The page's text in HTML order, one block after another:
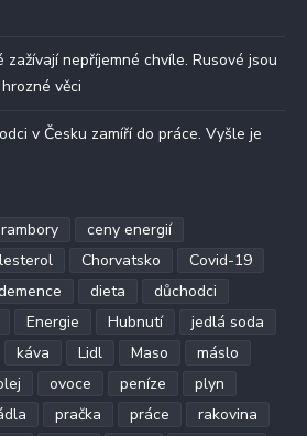
zažívají nepříjemné chvíle. Rusové jsou
věci
v Česku zamíří do práce. Vyšle je
ceny energií
Chorvatsko
Covid-19
dieta
důchodci
Energie Hubnutí
jedlá soda
káva Lidl Maso
máslo
ovoce peníze
plyn
pračka práce
rakovina